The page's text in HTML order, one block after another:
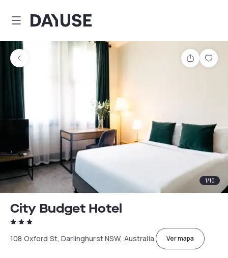
Dayuse
1/10
City Budget Hotel
108 Oxford St, Darlinghurst NSW, Australia Ver mapa